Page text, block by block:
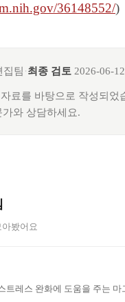
36148552/)
집팀 ·최종 검토 2026-06-12
료를 바탕으로 작성되
와 상담하세요.
봤어요
트레스 완화에 도움을 주는 마